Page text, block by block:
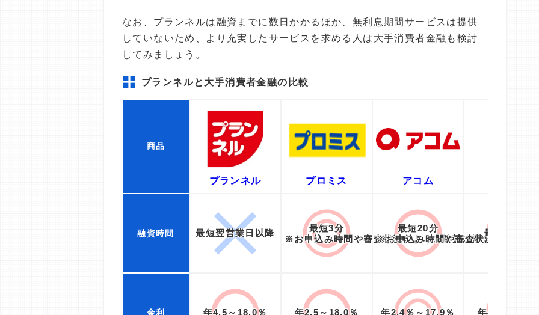
なお、プランネルは融資までに数日かかるほか、無利息期間サービスは提供
していないため、より充実したサービスを求める人は大手消費者金融も検討
してみましょう。
プランネルと大手消費者金融の比較
商品
プランネル プロミス アコム
融資時間 最短翌営業日以降 最短3分
※お申込み時間や審査状況によりご希望に添えない場合が
最短20分
※お申込み時間や審査状況によりご
最短8分※1
金利 年4.5～18.0％ 年2.5～18.0％ 年2.4％～17.9％ 年4.5～18.0％